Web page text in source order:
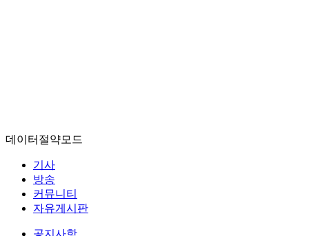
데이터절약모드
기사
방송
커뮤니티
자유게시판
공지사항